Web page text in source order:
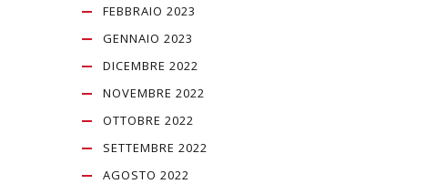
FEBBRAIO 2023
GENNAIO 2023
DICEMBRE 2022
NOVEMBRE 2022
OTTOBRE 2022
SETTEMBRE 2022
AGOSTO 2022